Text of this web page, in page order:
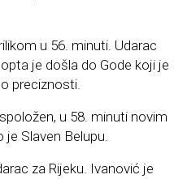
u 56. minuti. Udarac
je došla do Gode koji je
preciznosti.
u 58. minuti novim
Slaven Belupu.
za Rijeku. Ivanović je